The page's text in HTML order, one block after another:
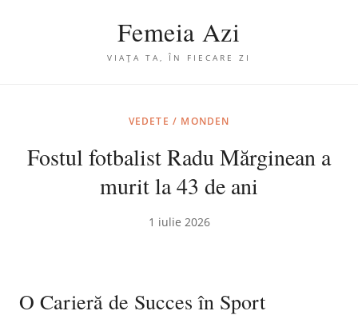
Femeia Azi
VIAȚA TA, ÎN FIECARE ZI
VEDETE / MONDEN
Fostul fotbalist Radu Mărginean a
murit la 43 de ani
1 iulie 2026
O Carieră de Succes în Sport